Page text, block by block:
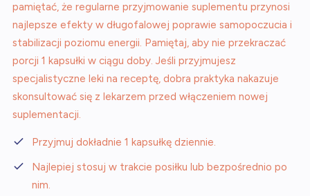
pamiętać, że regularne przyjmowanie suplementu przynosi
najlepsze efekty w długofalowej poprawie samopoczucia i
stabilizacji poziomu energii. Pamiętaj, aby nie przekraczać
porcji 1 kapsułki w ciągu doby. Jeśli przyjmujesz
specjalistyczne leki na receptę, dobra praktyka nakazuje
skonsultować się z lekarzem przed włączeniem nowej
suplementacji.
Przyjmuj dokładnie 1 kapsułkę dziennie.
Najlepiej stosuj w trakcie posiłku lub bezpośrednio po
nim.